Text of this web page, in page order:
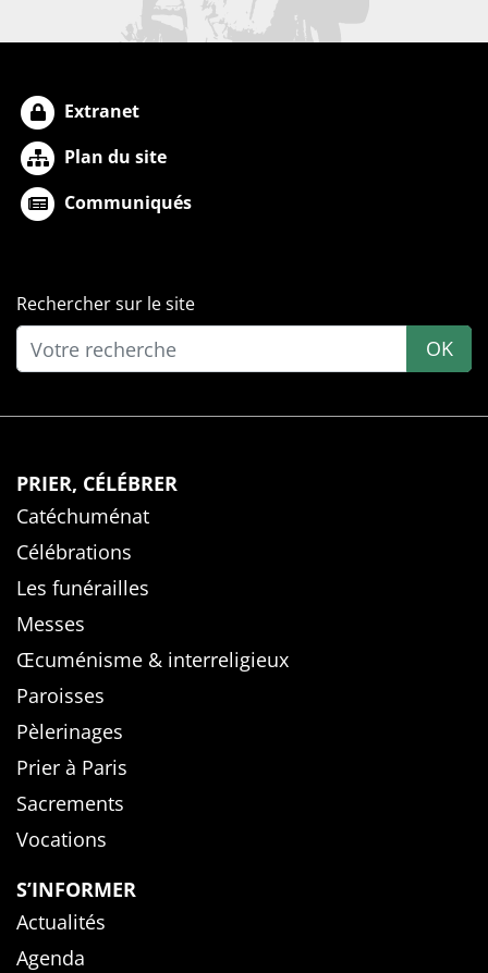
Extranet
Plan du site
Communiqués
Rechercher sur le site
OK
PRIER, CÉLÉBRER
Catéchuménat
Célébrations
Les funérailles
Messes
Œcuménisme & interreligieux
Paroisses
Pèlerinages
Prier à Paris
Sacrements
Vocations
S’INFORMER
Actualités
Agenda